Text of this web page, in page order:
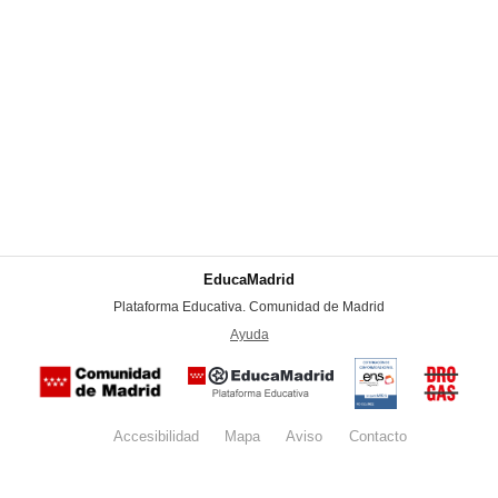
EducaMadrid
Plataforma Educativa. Comunidad de Madrid
Ayuda
Certificación
conformidad
con el
Nacional de
Seguridad
del
Accesibilidad Mapa Aviso legalContacto